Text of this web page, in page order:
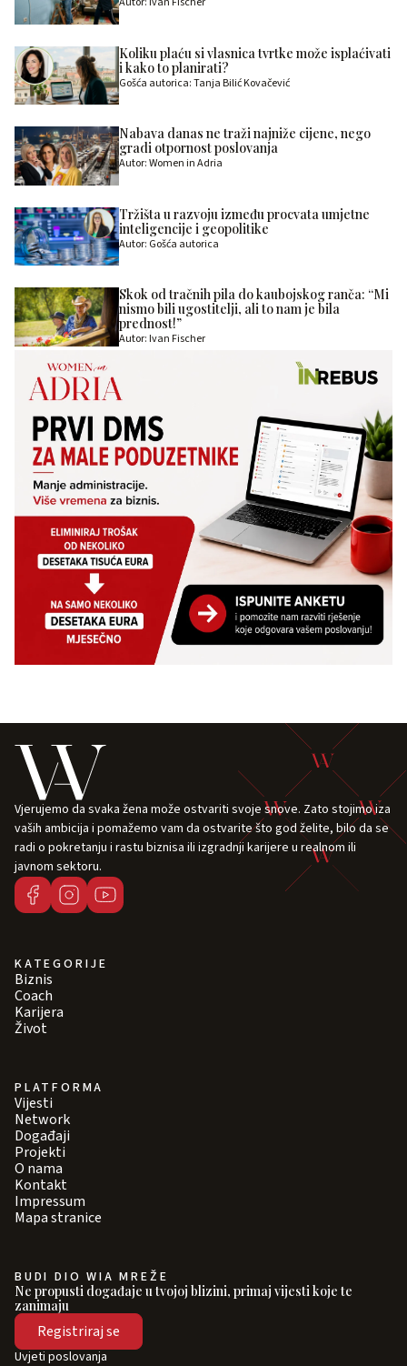
Koliku plaću si vlasnica tvrtke može isplaćivati
i kako to planirati?
Gošća autorica: Tanja Bilić Kovačević
Nabava danas ne traži najniže cijene, nego
gradi otpornost poslovanja
Autor: Women in Adria
Tržišta u razvoju između procvata umjetne
inteligencije i geopolitike
Autor: Gošća autorica
Skok od tračnih pila do kaubojskog ranča: “Mi
nismo bili ugostitelji, ali to nam je bila
prednost!”
Autor: Ivan Fischer
Vjerujemo da svaka žena može ostvariti svoje snove. Zato stojimo iza
vaših ambicija i pomažemo vam da ostvarite što god želite, bilo da se
radi o pokretanju i rastu biznisa ili izgradnji karijere u realnom ili
javnom sektoru.
KATEGORIJE
Biznis
Coach
Karijera
Život
PLATFORMA
Vijesti
Network
Događaji
Projekti
O nama
Kontakt
Impressum
Mapa stranice
BUDI DIO WIA MREŽE
Ne propusti događaje u tvojoj blizini, primaj vijesti koje te
zanimaju
Registriraj se
Uvjeti poslovanja